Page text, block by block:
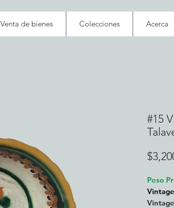
Venta de bienes Colecciones Acerca
#15
Peso